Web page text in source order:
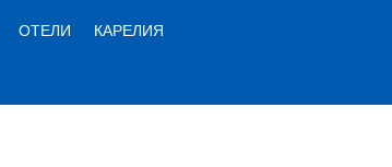
ОТЕЛИ КАРЕЛИЯ